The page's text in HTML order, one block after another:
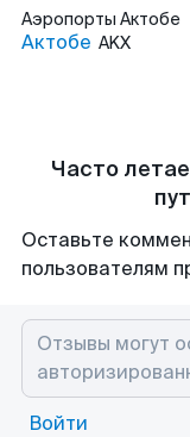
Аэропорты Актобе
Актобе AKX
Часто
Оставьте
пользователям
Войти